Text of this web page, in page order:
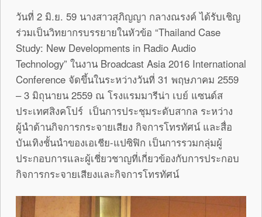
วันที่ 2 มิ.ย. 59 นางสาวสุภิญญา กลางณรงค์ ได้รับเชิญ
ร่วมเป็นวิทยากรบรรยายในหัวข้อ “Thailand Case
Study: New Developments in Radio Audio
Technology” ในงาน Broadcast Asia 2016 International
Conference จัดขึ้นในระหว่างวันที่ 31 พฤษภาคม 2559
– 3 มิถุนายน 2559 ณ โรงแรมมารีน่า เบย์ แซนด์ส
ประเทศสิงคโปร์ เป็นการประชุมระดับสากล ระหว่าง
ผู้นำด้านกิจการกระจายเสียง กิจการโทรทัศน์ และสื่อ
บันเทิงชั้นนำของเอเชีย-แปซิฟิก เป็นการรวมกลุ่มผู้
ประกอบการและผู้เชี่ยวชาญที่เกี่ยวข้องกับการประกอบ
กิจการกระจายเสียงและกิจการโทรทัศน์